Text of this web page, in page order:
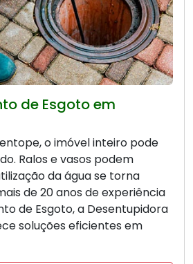
de Esgoto em
o imóvel inteiro pode
Ralos e vasos podem
da água se torna
de 20 anos de experiência
de Esgoto, a Desentupidora
soluções eficientes em